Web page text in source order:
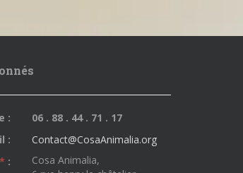
:
06 . 88 . 44 . 71 . 17
:
Contact@CosaAnimalia.org
* :
Cosa Animalia,